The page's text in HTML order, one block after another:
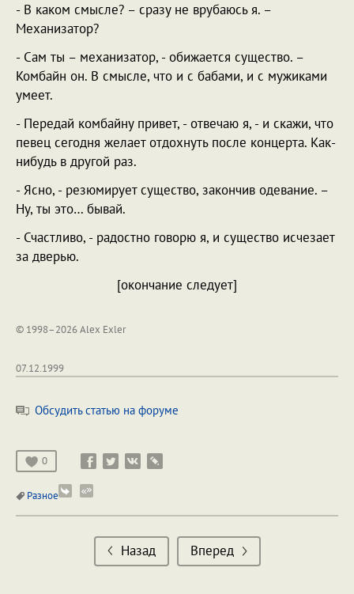
- В каком смысле? – сразу не врубаюсь я. –
Механизатор?
- Сам ты – механизатор, - обижается существо. –
Комбайн он. В смысле, что и с бабами, и с мужиками
умеет.
- Передай комбайну привет, - отвечаю я, - и скажи, что
певец сегодня желает отдохнуть после концерта. Как-
нибудь в другой раз.
- Ясно, - резюмирует существо, закончив одевание. –
Ну, ты это… бывай.
- Счастливо, - радостно говорю я, и существо исчезает
за дверью.
[окончание следует]
© 1998–2026 Alex Exler
07.12.1999
Обсудить статью на форуме
0
Разное
Назад Вперед